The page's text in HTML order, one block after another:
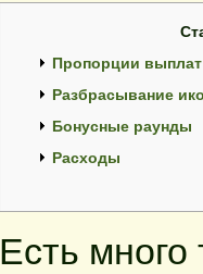
Пропорции выплат
Разбрасывание
Бонусные раунды
Расходы
Есть много